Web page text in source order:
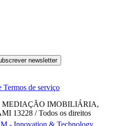
newsletter
Termos de serviço
MEDIAÇÃO IMOBILIÁRIA,
13228 / Todos os direitos
- Innovation & Technology